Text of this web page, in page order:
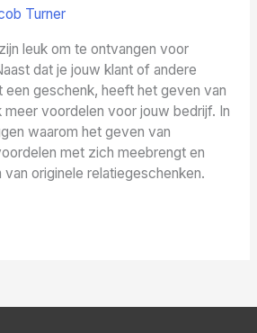
Turner
leuk om te ontvangen voor
dat je jouw klant of andere
een geschenk, heeft het geven van
voordelen voor jouw bedrijf. In
waarom het geven van
met zich meebrengt en
originele relatiegeschenken.